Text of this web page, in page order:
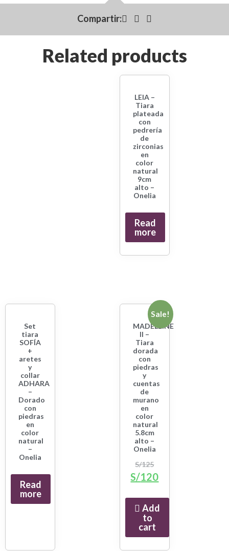
Compartir:
Related products
LEIA –
Tiara
plateada
con
pedrería
de
zirconias
en
color
natural
9cm
alto –
Onelia
Read
more
Set
tiara
SOFÍA
+
aretes
y
collar
ADHARA
–
Dorado
con
piedras
en
color
natural
–
Onelia
Read
more
Sale!
MADELEINE
II –
Tiara
dorada
con
piedras
y
cuentas
de
murano
en
color
natural
5.8cm
alto –
Onelia
S/125
S/120
Add
to
cart